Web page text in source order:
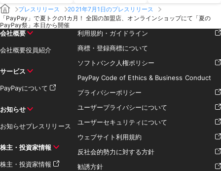
プレスリリース
2021年7月1日のプレスリリース
「PayPay」で夏トクの1カ月！ 全国の加盟店、オンラインショップにて「夏の
PayPay祭」本日から開催
会社概要
会社概要役員紹介
サービス
PayPayについて
お知らせ
お知らせプレスリリース
株主・投資家情報
株主・投資家情報
利用規約・ガイドライン
商標・登録商標について
ソフトバンク人権ポリシー
PayPay Code of Ethics & Business Conduct
プライバシーポリシー
ユーザープライバシーについて
ユーザーセキュリティについて
ウェブサイト利用規約
反社会的勢力に対する方針
勧誘方針